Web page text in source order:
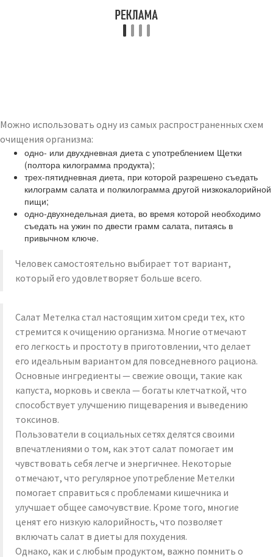
Можно использовать одну из самых распространенных схем
очищения организма:
одно- или двухдневная диета с употреблением Щетки
(полтора килограмма продукта);
трех-пятидневная диета, при которой разрешено съедать
килограмм салата и полкилограмма другой низкокалорийной
пищи;
одно-двухнедельная диета, во время которой необходимо
съедать на ужин по двести грамм салата, питаясь в
привычном ключе.
Человек самостоятельно выбирает тот вариант,
который его удовлетворяет больше всего.
Салат Метелка стал настоящим хитом среди тех, кто
стремится к очищению организма. Многие отмечают
его легкость и простоту в приготовлении, что делает
его идеальным вариантом для повседневного рациона.
Основные ингредиенты — свежие овощи, такие как
капуста, морковь и свекла — богаты клетчаткой, что
способствует улучшению пищеварения и выведению
токсинов.
Пользователи в социальных сетях делятся своими
впечатлениями о том, как этот салат помогает им
чувствовать себя легче и энергичнее. Некоторые
отмечают, что регулярное употребление Метелки
помогает справиться с проблемами кишечника и
улучшает общее самочувствие. Кроме того, многие
ценят его низкую калорийность, что позволяет
включать салат в диеты для похудения.
Однако, как и с любым продуктом, важно помнить о